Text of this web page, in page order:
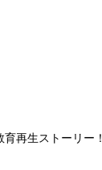
再生ストーリー！